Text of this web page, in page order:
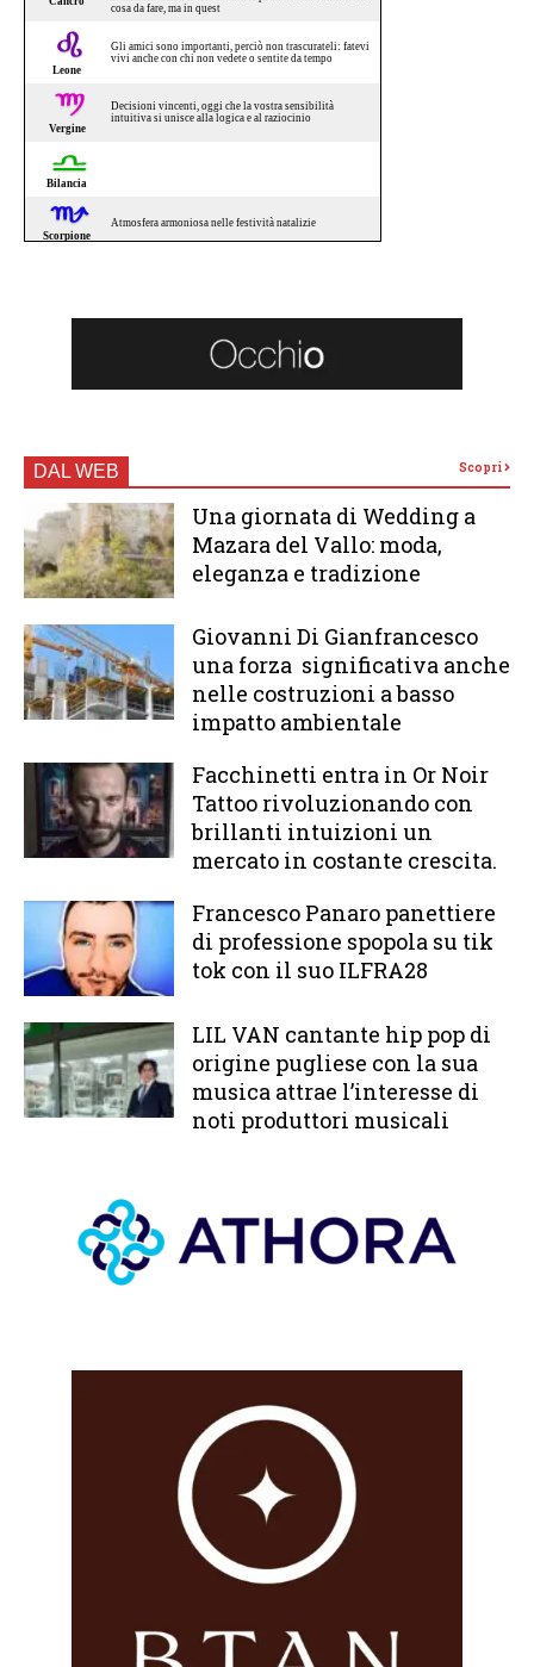
DAL WEB Scopri
Una giornata di Wedding a
Mazara del Vallo: moda,
eleganza e tradizione
Giovanni Di Gianfrancesco
una forza significativa anche
nelle costruzioni a basso
impatto ambientale
Facchinetti entra in Or Noir
Tattoo rivoluzionando con
brillanti intuizioni un
mercato in costante crescita.
Francesco Panaro panettiere
di professione spopola su tik
tok con il suo ILFRA28
LIL VAN cantante hip pop di
origine pugliese con la sua
musica attrae l’interesse di
noti produttori musicali